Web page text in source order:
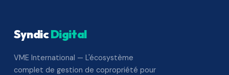
SyndicDigital
VME International — L'écosystème
complet de gestion de copropriété pour